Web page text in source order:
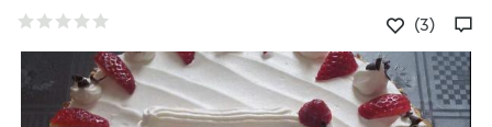
(3)